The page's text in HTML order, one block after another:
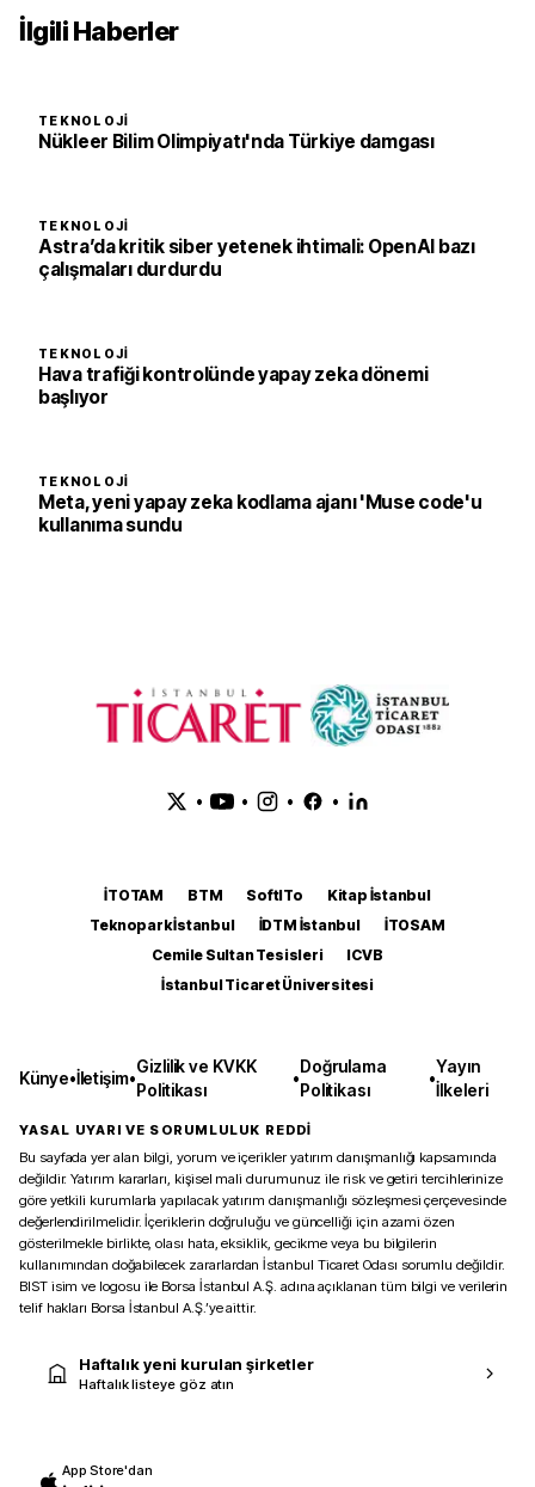
İlgili Haberler
TEKNOLOJI
Nükleer Bilim Olimpiyatı'nda Türkiye damgası
TEKNOLOJI
Astra’da kritik siber yetenek ihtimali: OpenAI bazı
çalışmaları durdurdu
TEKNOLOJI
Hava trafiği kontrolünde yapay zeka dönemi
başlıyor
TEKNOLOJI
Meta, yeni yapay zeka kodlama ajanı 'Muse code'u
kullanıma sundu
• • • •
İTOTAM BTM SoftITo
Kitap İstanbul
Teknopark İstanbul
İDTM İstanbul
İTOSAM
Cemile Sultan Tesisleri
ICVB
İstanbul Ticaret Üniversitesi
Künye•İletişim•
Gizlilik ve KVKK
Politikası
•
Doğrulama
Politikası
•
Yayın
İlkeleri
YASAL UYARI VE SORUMLULUK REDDİ
Bu sayfada yer alan bilgi, yorum ve içerikler yatırım danışmanlığı kapsamında
değildir. Yatırım kararları, kişisel mali durumunuz ile risk ve getiri tercihlerinize
göre yetkili kurumlarla yapılacak yatırım danışmanlığı sözleşmesi çerçevesinde
değerlendirilmelidir. İçeriklerin doğruluğu ve güncelliği için azami özen
gösterilmekle birlikte, olası hata, eksiklik, gecikme veya bu bilgilerin
kullanımından doğabilecek zararlardan İstanbul Ticaret Odası sorumlu değildir.
BIST isim ve logosu ile Borsa İstanbul A.Ş. adına açıklanan tüm bilgi ve verilerin
telif hakları Borsa İstanbul A.Ş.’ye aittir.
Haftalık yeni kurulan şirketler
Haftalık listeye göz atın
App Store'dan